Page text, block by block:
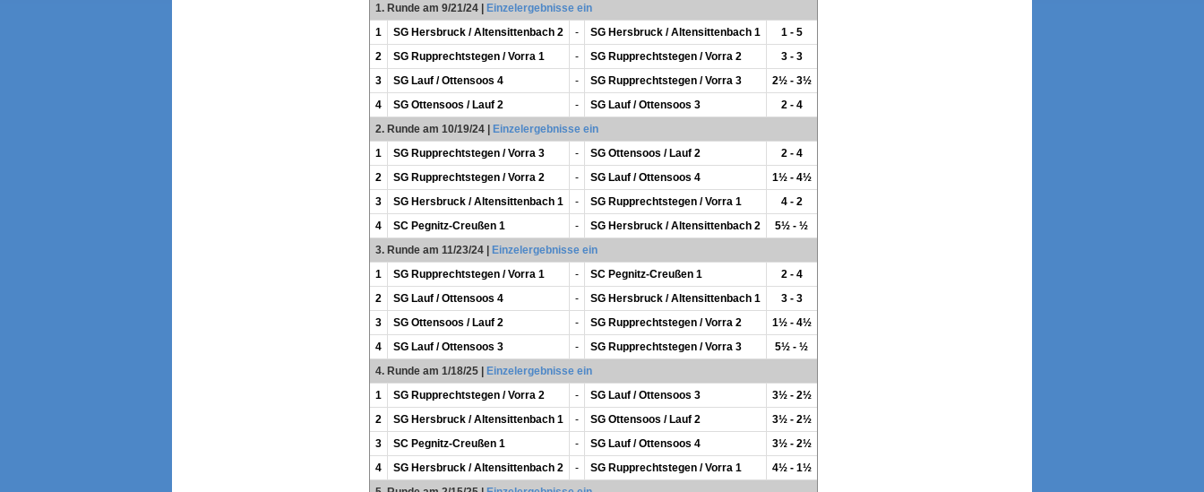
1. Runde am 9/21/24| Einzelergebnisse ein
1
SG Hersbruck / Altensittenbach 2 - SG Hersbruck / Altensittenbach 1
1 - 5
2
SG Rupprechtstegen / Vorra 1 - SG Rupprechtstegen / Vorra 2
3 - 3
3
SG Lauf / Ottensoos 4 - SG Rupprechtstegen / Vorra 3
2½ - 3½
4
SG Ottensoos / Lauf 2 - SG Lauf / Ottensoos 3
2 - 4
2. Runde am 10/19/24| Einzelergebnisse ein
1
SG Rupprechtstegen / Vorra 3 - SG Ottensoos / Lauf 2
2 - 4
2
SG Rupprechtstegen / Vorra 2 - SG Lauf / Ottensoos 4
1½ - 4½
3
SG Hersbruck / Altensittenbach 1 - SG Rupprechtstegen / Vorra 1
4 - 2
4
SC Pegnitz-Creußen 1 - SG Hersbruck / Altensittenbach 2
5½ - ½
3. Runde am 11/23/24| Einzelergebnisse ein
1
SG Rupprechtstegen / Vorra 1 - SC Pegnitz-Creußen 1
2 - 4
2
SG Lauf / Ottensoos 4 - SG Hersbruck / Altensittenbach 1
3 - 3
3
SG Ottensoos / Lauf 2 - SG Rupprechtstegen / Vorra 2
1½ - 4½
4
SG Lauf / Ottensoos 3 - SG Rupprechtstegen / Vorra 3
5½ - ½
4. Runde am 1/18/25| Einzelergebnisse ein
1
SG Rupprechtstegen / Vorra 2 - SG Lauf / Ottensoos 3
3½ - 2½
2
SG Hersbruck / Altensittenbach 1 - SG Ottensoos / Lauf 2
3½ - 2½
3
SC Pegnitz-Creußen 1 - SG Lauf / Ottensoos 4
3½ - 2½
4
SG Hersbruck / Altensittenbach 2 - SG Rupprechtstegen / Vorra 1
4½ - 1½